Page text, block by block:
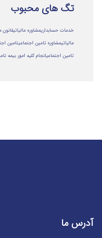
تگ های محبوب
خدمات حسابداریمشاوره مالیاتیقانون
مالياتيمشاوره تامین اجتماعیتامین
تامین اجتماعیانجام کلیه امور بیمه
آدرس ما